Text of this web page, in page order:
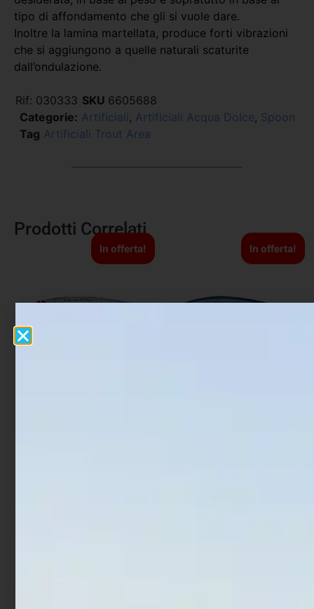
tipo di affondamento che gli si vuole dare.
Inoltre la lamina martellata, produce forti vibrazioni
che si aggiungono a quelle naturali scaturite
dall’ondulazione.
Rif: 030333 SKU 6605688
Categorie: Artificiali , Artificiali Acqua Dolce, Spoon
Tag Artificiali Trout Area
Prodotti Correlati
In offerta! In offerta!